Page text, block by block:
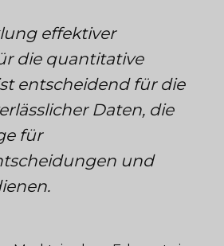
effektiver
die quantitative
entscheidend für die
Daten, die
für
und